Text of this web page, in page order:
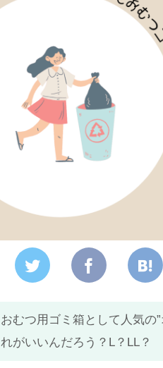
おむつ用ゴミ箱として人気の
れがいいんだろう？L？LL？